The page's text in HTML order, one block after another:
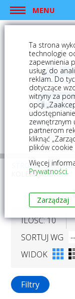
MENU
Mój
STRONA GŁÓWNA
KOLEKCJA ART
ILOŚĆ: 10
SORTUJ WG
WIDOK
Filtry
Ta strona
technologie
zapewnienia
usług, do
reklam. Do
dotyczące
witryny za
opcji
zewnętrznym
partnerom
kliknąć
plików cookie
Więcej
Prywatności.
Zarządzaj